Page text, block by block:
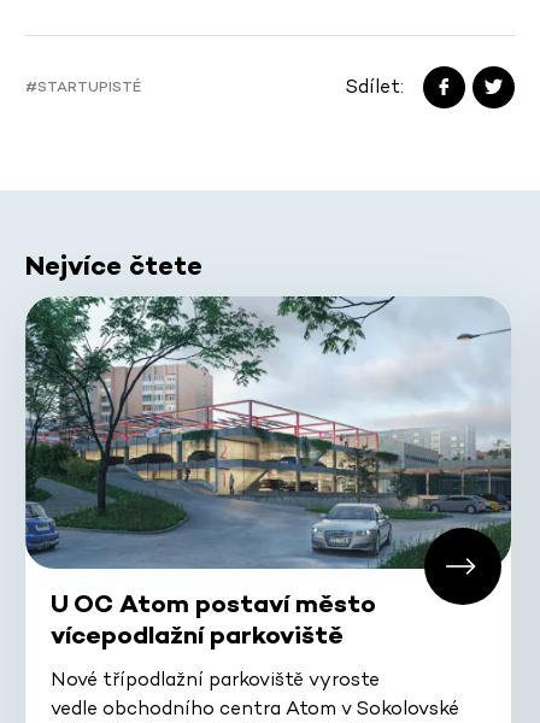
#STARTUPISTÉ Sdílet:
Nejvíce čtete
U OC Atom postaví město
vícepodlažní parkoviště
Nové třípodlažní parkoviště vyroste
vedle obchodního centra Atom v Sokolovské